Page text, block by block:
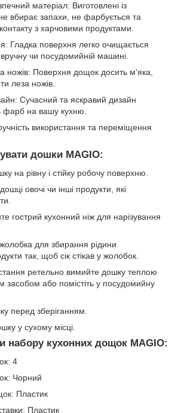
матеріал: Виготовлені із
вбирає запахи, не фарбується та
з харчовими продуктами.
Гладка поверхня легко очищається
вручну чи посудомийній машині.
ножів: Поверхня дощок досить м'яка,
леза ножів.
Сучасний та яскравий дизайн
фарб на вашу кухню.
використання та переміщення
дошки MAGIO:
на рівну і стійку робочу поверхню.
овочі чи інші продукти, які
гострий кухонний ніж для нарізування
для збирання рідини
так, щоб сік стікав у жолобок.
ретельно вимийте дошку теплою
або помістіть у посудомийну
перед зберіганням.
у сухому місці.
набору кухонних дощок MAGIO:
4
Чорний
Пластик
Пластик